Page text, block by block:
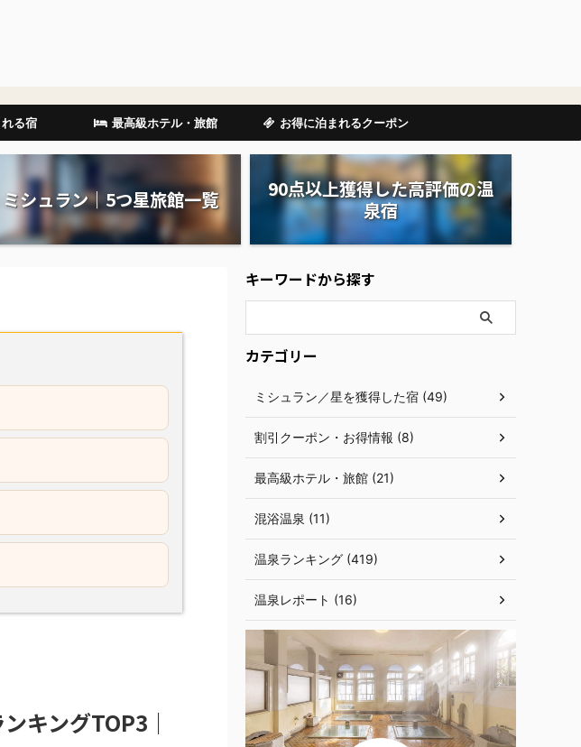
る宿 最高級ホテル・旅館 お得に泊まれるクーポン
ミシュラン｜5つ星旅館一覧
90点以上獲得した高評価の温
泉宿
キングTOP3｜
キーワードから探す
カテゴリー
ミシュラン／星を獲得した宿 (49)
割引クーポン・お得情報 (8)
最高級ホテル・旅館 (21)
混浴温泉 (11)
温泉ランキング (419)
温泉レポート (16)